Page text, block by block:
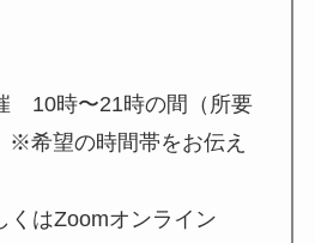
10時〜21時の間（所要
※希望の時間帯をお伝え
くはZoomオンライン